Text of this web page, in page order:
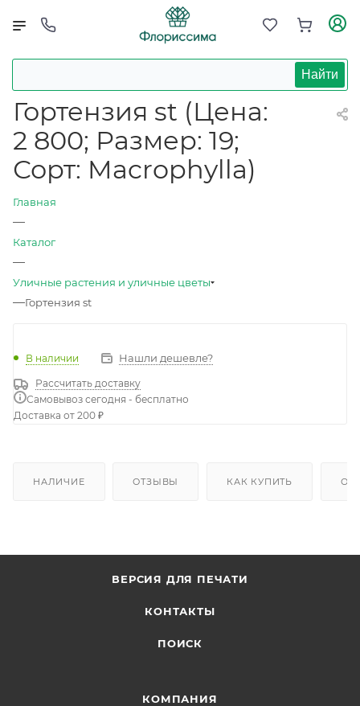
Найти
Гортензия st (Цена:
2 800; Размер: 19;
Сорт: Macrophylla)
Главная
—
Каталог
—
Уличные растения и уличные цветы
—Гортензия st
В наличии Нашли дешевле?
Рассчитать доставку
Самовывоз сегодня - бесплатно
Доставка от 200 ₽
НАЛИЧИЕ ОТЗЫВЫ КАК КУПИТЬ
ВЕРСИЯ ДЛЯ ПЕЧАТИ
КОНТАКТЫ
ПОИСК
КОМПАНИЯ